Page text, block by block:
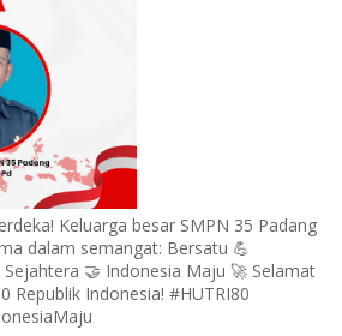
Keluarga besar SMPN 35 Padang
dalam semangat: Bersatu 💪
🤝 Indonesia Maju 🚀 Selamat
Republik Indonesia! #HUTRI80